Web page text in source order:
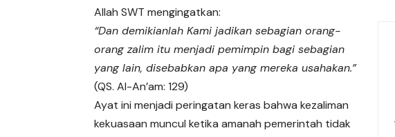
Allah SWT mengingatkan:
“Dan demikianlah Kami jadikan sebagian orang-
orang zalim itu menjadi pemimpin bagi sebagian
yang lain, disebabkan apa yang mereka usahakan.”
(QS. Al-An’am: 129)
Ayat ini menjadi peringatan keras bahwa kezaliman
kekuasaan muncul ketika amanah pemerintah tidak